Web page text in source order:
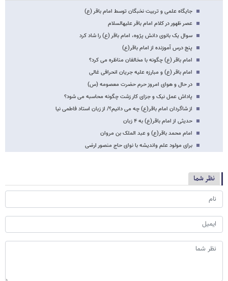
جایگاه علمی و تربیت نخبگان توسط امام باقر (ع)
عصر ظهور در کلام امام باقر علیه‏السلام
سوال یک بانوی دانش پژوه، امام باقر (ع) را شاد کرد
پنج درس آموزنده از امام باقر(ع)
امام باقر (ع) چگونه با مخالفان مناظره می کرد؟
امام باقر (ع) و مبارزه علیه جریان انحرافی غالی
در حال و هوای امروز حرم حضرت معصومه (س)
پاداش عمل نیک و جزای کار زشت چگونه محاسبه می شود؟
از شاگردان امام باقر(ع) چه می دانیم؟/ از زبان استاد فاطمی نیا
حدیثی از امام باقر(ع) به ۴ زبان
امام محمد باقر(ع) و عبد الملک بن مروان
برای مولود علم واندیشه با نوای حاج منصور ارضی
نظر شما